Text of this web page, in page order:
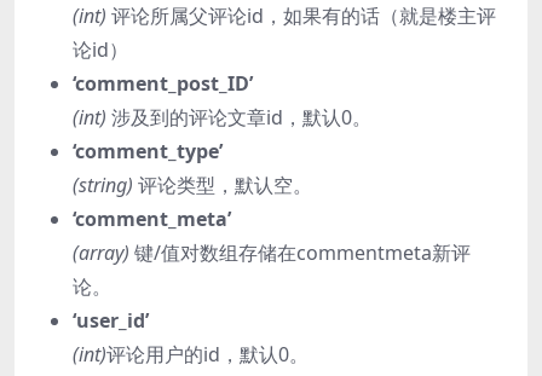
(int) 评论所属父评论id，如果有的话（就是楼主评
论id）
‘comment_post_ID’
(int) 涉及到的评论文章id，默认0。
‘comment_type’
(string) 评论类型，默认空。
‘comment_meta’
(array) 键/值对数组存储在commentmeta新评
论。
‘user_id’
(int)评论用户的id，默认0。